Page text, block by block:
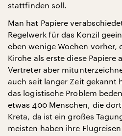
stattfinden soll.
Man hat Papiere
Regelwerk für das Konzil
eben wenige Wochen vorher,
Kirche als erste diese Papiere
Vertreter aber
auch seit langer Zeit gekannt
das logistische Problem
etwas 400 Menschen, die
Kreta, da ist ein großes
meisten haben ihre